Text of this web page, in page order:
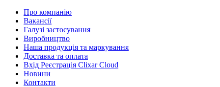
Про компанію
Вакансії
Галузі застосування
Виробництво
Наша продукція та маркування
Доставка та оплата
Вхід Реєстрація Clixar Cloud
Новини
Контакти